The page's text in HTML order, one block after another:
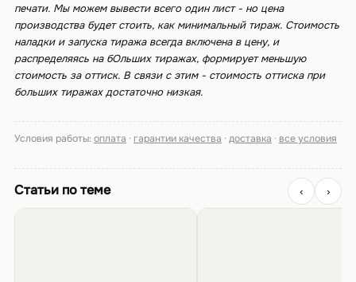
печати. Мы можем вывести всего один лист - но цена
производства будет стоить, как минимальный тираж. Стоимость
наладки и запуска тиража всегда включена в цену, и
распределяясь на бОльших тиражах, формирует меньшую
стоимость за оттиск. В связи с этим - стоимость оттиска при
больших тиражах достаточно низкая.
Условия работы: оплата · гарантии качества · доставка · все условия
Статьи по теме ‹ ›